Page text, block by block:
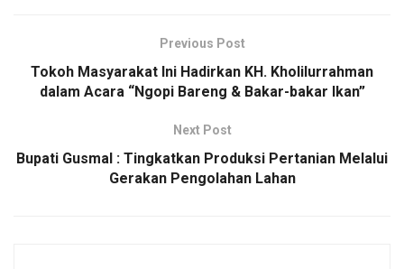
Previous Post
Tokoh Masyarakat Ini Hadirkan KH. Kholilurrahman
dalam Acara “Ngopi Bareng & Bakar-bakar Ikan”
Next Post
Bupati Gusmal : Tingkatkan Produksi Pertanian Melalui
Gerakan Pengolahan Lahan